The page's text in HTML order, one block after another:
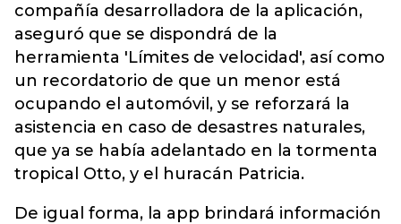
compañía desarrolladora de la aplicación,
aseguró que se dispondrá de la
herramienta 'Límites de velocidad', así como
un recordatorio de que un menor está
ocupando el automóvil, y se reforzará la
asistencia en caso de desastres naturales,
que ya se había adelantado en la tormenta
tropical Otto, y el huracán Patricia.
De igual forma, la app brindará información